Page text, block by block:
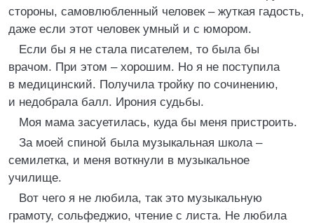
стороны, самовлюбленный человек – жуткая гадость,
даже если этот человек умный и с юмором.
Если бы я не стала писателем, то была бы
врачом. При этом – хорошим. Но я не поступила
в медицинский. Получила тройку по сочинению,
и недобрала балл. Ирония судьбы.
Моя мама засуетилась, куда бы меня пристроить.
За моей спиной была музыкальная школа –
семилетка, и меня воткнули в музыкальное
училище.
Вот чего я не любила, так это музыкальную
грамоту, сольфеджио, чтение с листа. Не любила